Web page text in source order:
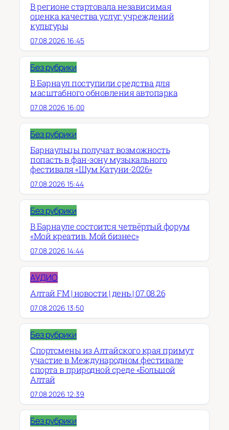
В регионе стартовала независимая
оценка качества услуг учреждений
культуры
07.08.2026 16:45
Без рубрики
В Барнаул поступили средства для
масштабного обновления автопарка
07.08.2026 16:00
Без рубрики
Барнаульцы получат возможность
попасть в фан-зону музыкального
фестиваля «Шум Катуни-2026»
07.08.2026 15:44
Без рубрики
В Барнауле состоится четвёртый форум
«Мой креатив. Мой бизнес»
07.08.2026 14:44
АУДИО
Алтай FM | новости | день | 07.08.26
07.08.2026 13:50
Без рубрики
Спортсмены из Алтайского края примут
участие в Международном фестивале
спорта в природной среде «Большой
Алтай
07.08.2026 12:39
Без рубрики